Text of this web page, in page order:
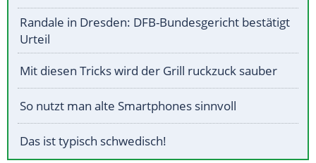
Randale in Dresden: DFB-Bundesgericht bestätigt
Urteil
Mit diesen Tricks wird der Grill ruckzuck sauber
So nutzt man alte Smartphones sinnvoll
Das ist typisch schwedisch!